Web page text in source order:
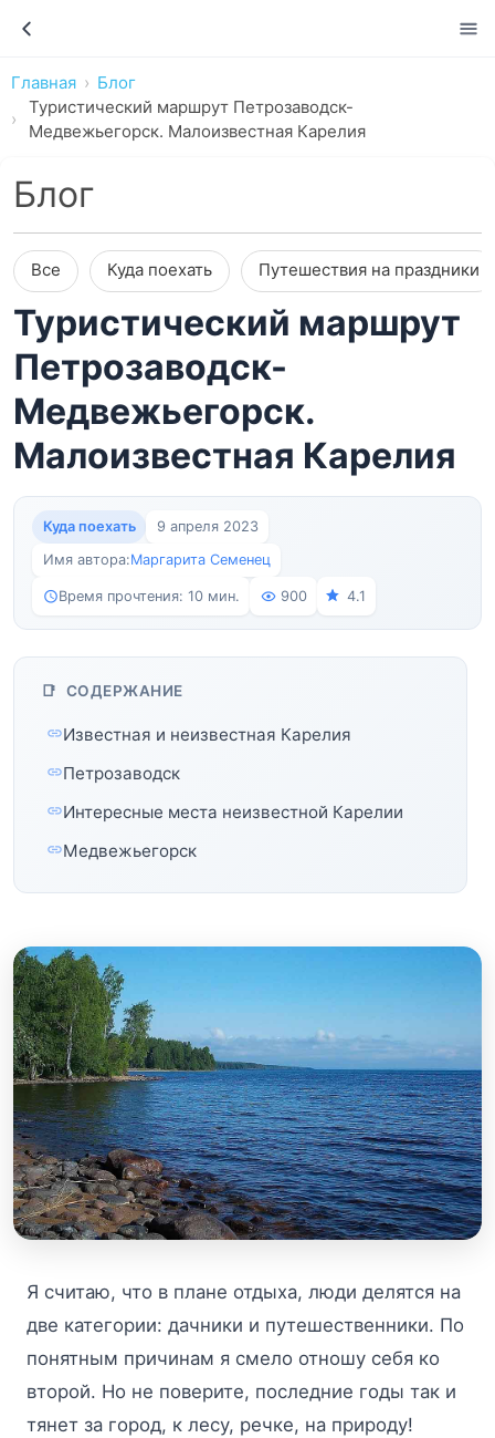
Главная
Блог
Туристический маршрут Петрозаводск-
Медвежьегорск. Малоизвестная Карелия
Блог
Все Куда поехать Путешествия на праздники
Туристический маршрут
Петрозаводск-
Медвежьегорск.
Малоизвестная Карелия
Куда поехать 9 апреля 2023
Имя автора:Маргарита Семенец
Время прочтения: 10 мин. 900 4.1
СОДЕРЖАНИЕ
Известная и неизвестная Карелия
Петрозаводск
Интересные места неизвестной Карелии
Медвежьегорск
Я считаю, что в плане отдыха, люди делятся на
две категории: дачники и путешественники. По
понятным причинам я смело отношу себя ко
второй. Но не поверите, последние годы так и
тянет за город, к лесу, речке, на природу!